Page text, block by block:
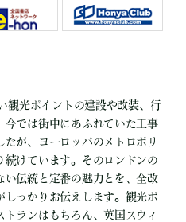
観光ポイントの建設や改装、行
今では街中にあふれていた工事
が、ヨーロッパのメトロポリ
続けています。そのロンドンの
い伝統と定番の魅力とを、全改
っかりお伝えします。観光ポ
ランはもちろん、英国スウィ